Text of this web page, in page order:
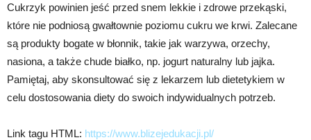
Cukrzyk powinien jeść przed snem lekkie i zdrowe przekąski,
które nie podniosą gwałtownie poziomu cukru we krwi. Zalecane
są produkty bogate w błonnik, takie jak warzywa, orzechy,
nasiona, a także chude białko, np. jogurt naturalny lub jajka.
Pamiętaj, aby skonsultować się z lekarzem lub dietetykiem w
celu dostosowania diety do swoich indywidualnych potrzeb.
Link tagu HTML: https://www.blizejedukacji.pl/